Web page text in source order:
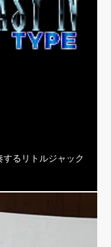
るリトルジャック